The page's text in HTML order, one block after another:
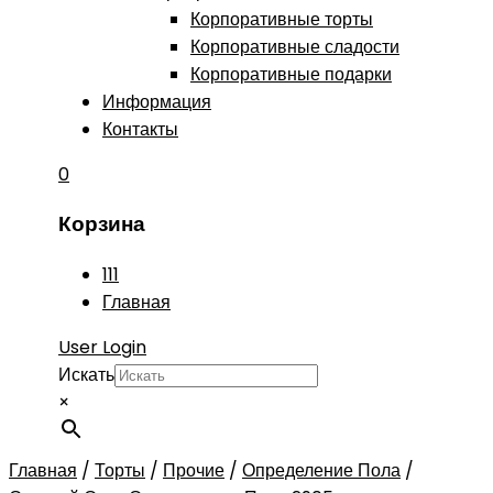
Корпоративные торты
Корпоративные сладости
Корпоративные подарки
Информация
Контакты
0
Корзина
111
Главная
User Login
Искать
×
Главная / Торты / Прочие / Определение Пола /